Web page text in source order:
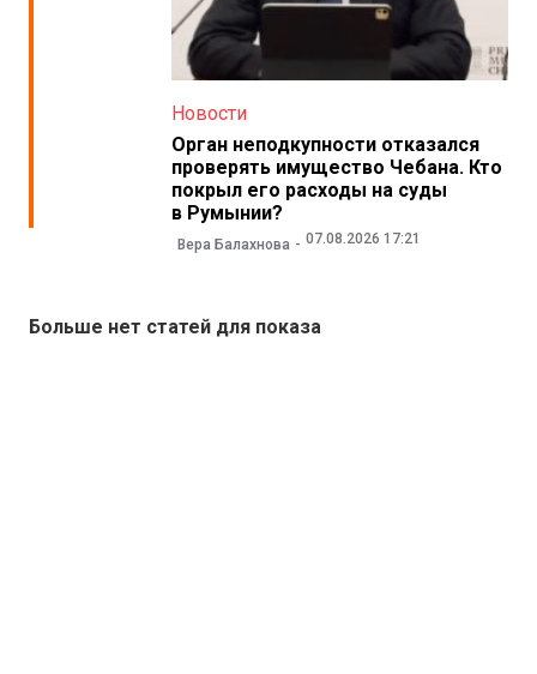
Новости
Орган неподкупности отказался
проверять имущество Чебана. Кто
покрыл его расходы на суды
в Румынии?
Вера Балахнова 07.08.2026 17:21
Больше нет статей для показа